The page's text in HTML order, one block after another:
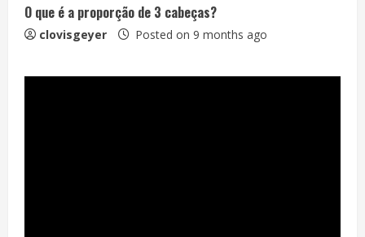
O que é a proporção de 3 cabeças?
clovisgeyer Posted on 9 months ago